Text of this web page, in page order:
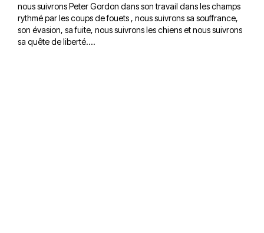
nous suivrons Peter Gordon dans son travail dans les champs
rythmé par les coups de fouets , nous suivrons sa souffrance,
son évasion, sa fuite, nous suivrons les chiens et nous suivrons
sa quête de liberté....